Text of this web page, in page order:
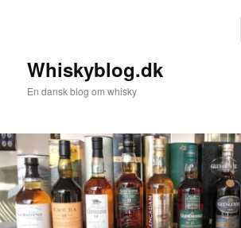
Whiskyblog.dk
En dansk blog om whisky